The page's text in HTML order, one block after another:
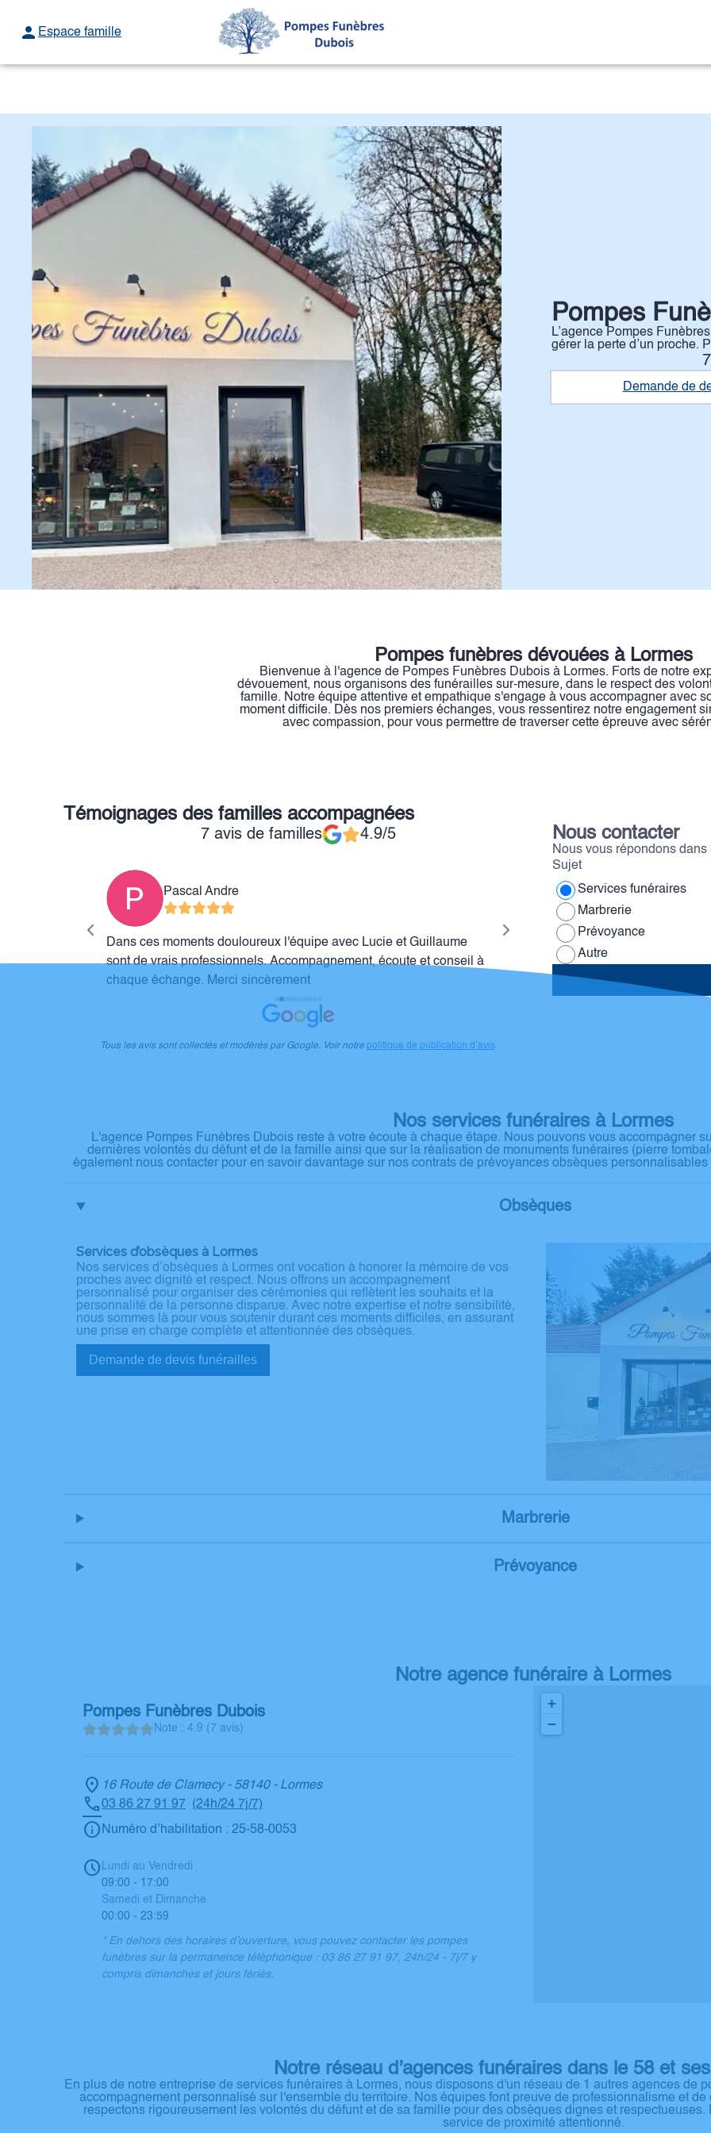
Espace famille
NOTRE ENTREPRISE NOS AGENCES MAISONS FUNÉRAIRES
Pompes
L’agence Pompes
gérer la perte d’un proche.
Demande de
Pompes funèbres dévouées à Lormes
Bienvenue à l'agence de Pompes Funèbres Dubois à Lormes. Forts de notre
dévouement, nous organisons des funérailles sur-mesure, dans le respect des
famille. Notre équipe attentive et empathique s'engage à vous accompagner avec
moment difficile. Dès nos premiers échanges, vous ressentirez notre engagement
avec compassion, pour vous permettre de traverser cette épreuve avec
Témoignages des familles accompagnées
7 avis de familles 4.9/5
ont su nous
Pascal Andre
Dans ces moments douloureux l'équipe avec Lucie et Guillaume
sont de vrais professionnels. Accompagnement, écoute et conseil à
chaque échange. Merci sincèrement
Estelle D
Je suis très satisfaite de leur
Tous les avis sont collectés et modérés par Google. Voir notre politique de publication d’avis.
Nous contacter
Nous vous répondons
Sujet
Services funéraires
Marbrerie
Prévoyance
Autre
Nos services funéraires à Lormes
L'agence Pompes Funèbres Dubois reste à votre écoute à chaque étape. Nous pouvons vous accompagner
dernières volontés du défunt et de la famille ainsi que sur la réalisation de monuments funéraires (pierre
également nous contacter pour en savoir davantage sur nos contrats de prévoyances obsèques
Obsèques
Services d’obsèques à Lormes
Nos services d’obsèques à Lormes ont vocation à honorer la mémoire de vos
proches avec dignité et respect. Nous offrons un accompagnement
personnalisé pour organiser des cérémonies qui reflètent les souhaits et la
personnalité de la personne disparue. Avec notre expertise et notre sensibilité,
nous sommes là pour vous soutenir durant ces moments difficiles, en assurant
une prise en charge complète et attentionnée des obsèques.
Demande de devis funérailles
Marbrerie
Prévoyance
Notre agence funéraire à Lormes
Pompes Funèbres Dubois
Note : 4.9 (7 avis)
16 Route de Clamecy - 58140 - Lormes
03 86 27 91 97
(24h/24 7j/7)
Numéro d’habilitation : 25-58-0053
Lundi au Vendredi
09:00 - 17:00
Samedi et Dimanche
00:00 - 23:59
* En dehors des horaires d’ouverture, vous pouvez contacter les pompes
funèbres sur la permanence téléphonique : 03 86 27 91 97, 24h/24 - 7j/7 y
compris dimanches et jours fériés.
+
−
Notre réseau d’agences funéraires dans le 58 et
En plus de notre entreprise de services funéraires à Lormes, nous disposons d'un réseau de 1 autres agences de
accompagnement personnalisé sur l'ensemble du territoire. Nos équipes font preuve de professionnalisme et
respectons rigoureusement les volontés du défunt et de sa famille pour des obsèques dignes et
service de proximité attentionné.